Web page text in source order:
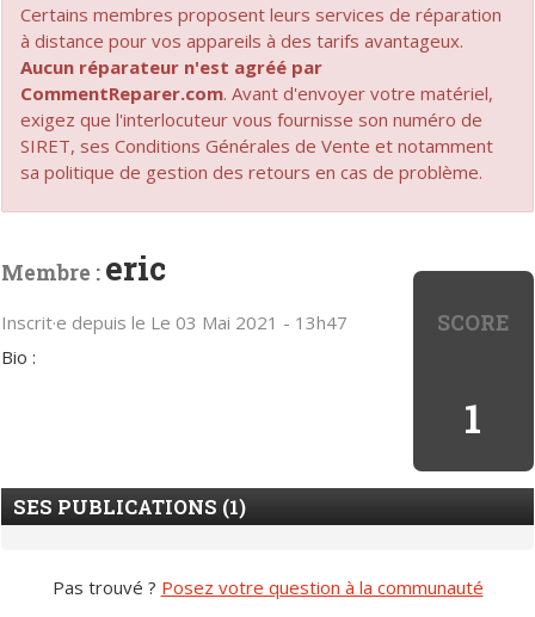
Certains membres proposent leurs services de réparation
à distance pour vos appareils à des tarifs avantageux.
Aucun réparateur n'est agréé par
CommentReparer.com. Avant d'envoyer votre matériel,
exigez que l'interlocuteur vous fournisse son numéro de
SIRET, ses Conditions Générales de Vente et notamment
sa politique de gestion des retours en cas de problème.
SCORE
1
Membre : eric
Inscrit·e depuis le Le 03 Mai 2021 - 13h47
Bio :
SES PUBLICATIONS (1)
Pas trouvé ? Posez votre question à la communauté